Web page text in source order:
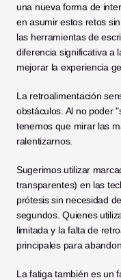
una nueva forma de
en asumir estos retos
las herramientas de
diferencia significativa a
mejorar la experiencia
La retroalimentación
obstáculos. Al no poder
tenemos que mirar las
ralentizarnos.
Sugerimos utilizar
transparentes) en las
prótesis sin necesidad
segundos. Quienes
limitada y la falta de
principales para
La fatiga también es un